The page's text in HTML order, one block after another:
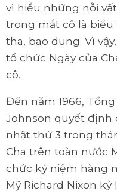
vì hiểu những nỗi
trong mắt cô là biểu
tha, bao dung. Vì
tổ chức Ngày của
cô.
Đến năm 1966,
Johnson quyết định
nhật thứ 3 trong
Cha trên toàn nước
chức kỷ niệm hàng
Mỹ Richard Nixon